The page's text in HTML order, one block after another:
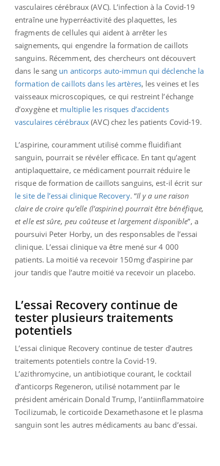
vasculaires cérébraux (AVC). L’infection à la Covid-19
entraîne une hyperréactivité des plaquettes, les
fragments de cellules qui aident à arrêter les
saignements, qui engendre la formation de caillots
sanguins. Récemment, des chercheurs ont découvert
dans le sang un anticorps auto-immun qui déclenche la
formation de caillots dans les artères, les veines et les
vaisseaux microscopiques, ce qui restreint l’échange
d’oxygène et multiplie les risques d’accidents
vasculaires cérébraux (AVC) chez les patients Covid-19.
L’aspirine, couramment utilisé comme fluidifiant
sanguin, pourrait se révéler efficace. En tant qu’agent
antiplaquettaire, ce médicament pourrait réduire le
risque de formation de caillots sanguins, est-il écrit sur
le site de l’essai clinique Recovery. “Il y a une raison
claire de croire qu’elle (l’aspirine) pourrait être bénéfique,
et elle est sûre, peu coûteuse et largement disponible”, a
poursuivi Peter Horby, un des responsables de l’essai
clinique. L’essai clinique va être mené sur 4 000
patients. La moitié va recevoir 150mg d’aspirine par
jour tandis que l’autre moitié va recevoir un placebo.
L’essai Recovery continue de
tester plusieurs traitements
potentiels
L’essai clinique Recovery continue de tester d’autres
traitements potentiels contre la Covid-19.
L’azithromycine, un antibiotique courant, le cocktail
d’anticorps Regeneron, utilisé notamment par le
président américain Donald Trump, l’antiinflammatoire
Tocilizumab, le corticoïde Dexamethasone et le plasma
sanguin sont les autres médicaments au banc d’essai.